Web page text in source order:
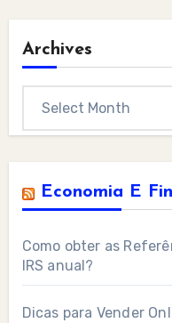
Archives
Economia E
Como obter as
IRS anual?
Dicas para Vender